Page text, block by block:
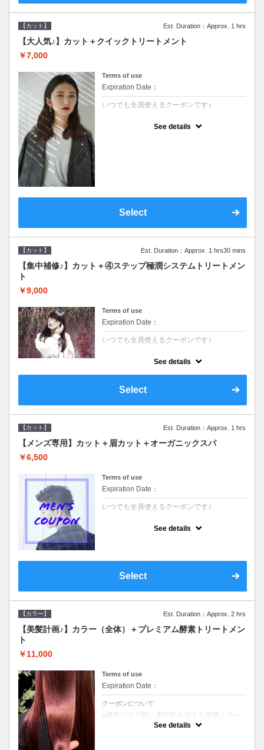
【カット】 Est. Duration：Approx. 1 hrs
【大人気♪】カット＋クイックトリートメント
￥7,000
Terms of use
Expiration Date：
いつでも全員使えるクーポンです♪
See details
Select
【カット】 Est. Duration：Approx. 1 hrs30 mins
【集中補修♪】カット＋④ステップ極潤システムトリートメン
ト
￥9,000
Terms of use
Expiration Date：
いつでも全員使えるクーポンです♪
ら修復し美髪へと導く最新4stepトリートメ
ント☆内側からしっかり修復したい方に♪
See details
Select
【カット】 Est. Duration：Approx. 1 hrs
【メンズ専用】カット＋眉カット＋オーガニックスパ
￥6,500
Terms of use
Expiration Date：
いつでも全員使えるクーポンです♪
気軽なスパです☆
See details
Select
【カラー】 Est. Duration：Approx. 2 hrs
【美髪計画♪】カラー（全体）＋プレミアム酵素トリートメン
ト
￥11,000
Terms of use
Expiration Date：
クーポンについて
●酵素の力で髪に柔軟性を与える最新トリー
トメント●ＳＢ込●長さ料金あり《こちらのク
ーポンご利用のお客様のみ》オリジナル酵素
See details